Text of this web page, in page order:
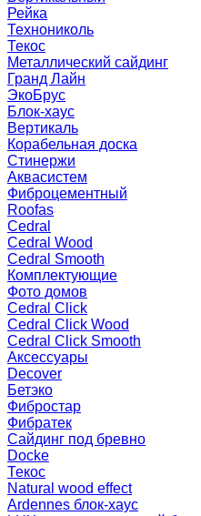
Рейка
Технониколь
Текос
Металлический сайдинг
Гранд Лайн
ЭкоБрус
Блок-хаус
Вертикаль
Корабельная доска
Стинержи
Аквасистем
Фиброцементный
Roofas
Cedral
Cedral Wood
Cedral Smooth
Комплектующие
Фото домов
Cedral Click
Cedral Click Wood
Cedral Click Smooth
Аксессуары
Decover
Бетэко
Фибростар
Фибратек
Сайдинг под бревно
Docke
Текос
Natural wood effect
Ardennes блок-хаус